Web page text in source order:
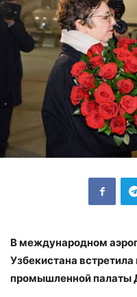
В международном
Узбекистана
промышленной палаты